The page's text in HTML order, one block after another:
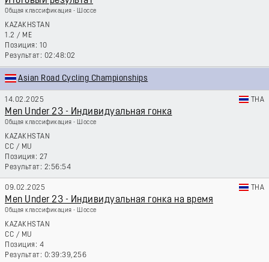
Общая классификация - Шоссе
KAZAKHSTAN
1.2 / ME
10
02:48:02
Asian Road Cycling Championships
14.02.2025 THA
Men Under 23 - Индивидуальная гонка
Общая классификация - Шоссе
KAZAKHSTAN
CC / MU
27
2:56:54
09.02.2025 THA
Men Under 23 - Индивидуальная гонка на время
Общая классификация - Шоссе
KAZAKHSTAN
CC / MU
4
0:39:39,256